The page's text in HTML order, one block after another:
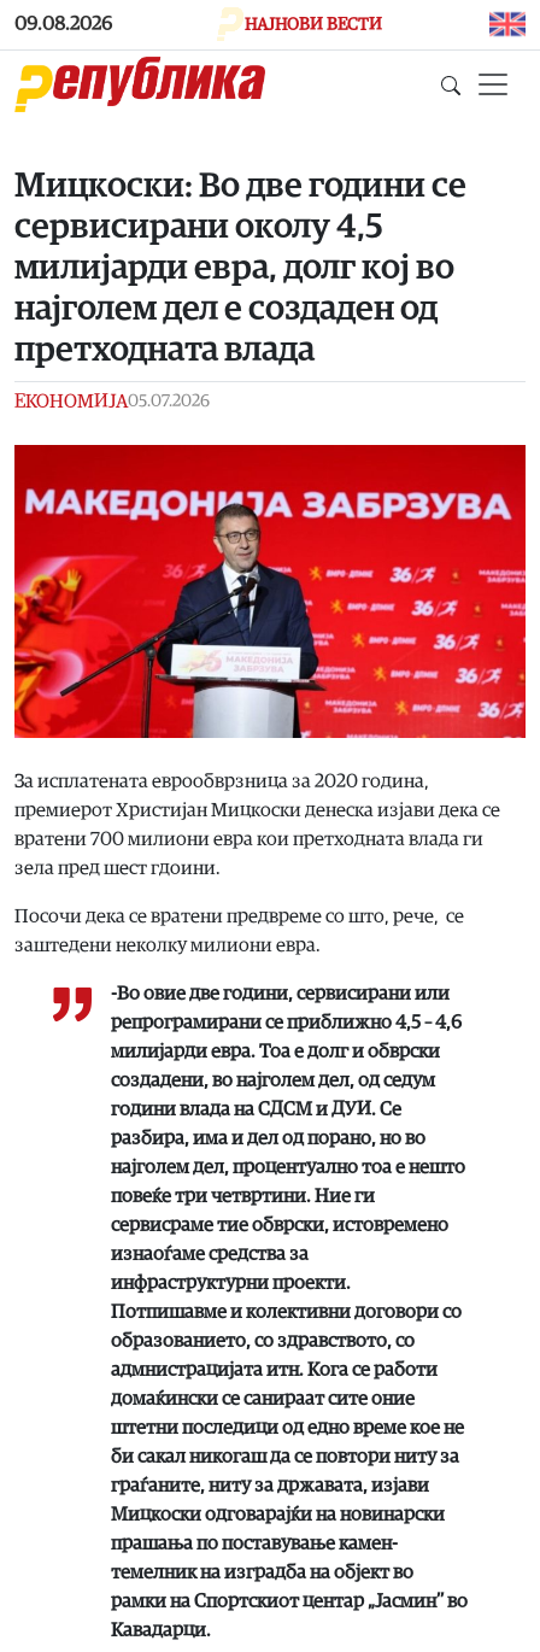
Skip to main content
09.08.2026 НАЈНОВИ ВЕСТИ
Мицкоски: Во две години се
сервисирани околу 4,5
милијарди евра, долг кој во
најголем дел е создаден од
претходната влада
ЕКОНОМИЈА05.07.2026
За исплатената еврообврзница за 2020 година,
премиерот Христијан Мицкоски денеска изјави дека се
вратени 700 милиони евра кои претходната влада ги
зела пред шест гдоини.
Посочи дека се вратени предвреме со што, рече, се
заштедени неколку милиони евра.
-Во овие две години, сервисирани или
репрограмирани се приближно 4,5 – 4,6
милијарди евра. Тоа е долг и обврски
создадени, во најголем дел, од седум
години влада на СДСМ и ДУИ. Се
разбира, има и дел од порано, но во
најголем дел, процентуално тоа е нешто
повеќе три четвртини. Ние ги
сервисраме тие обврски, истовремено
изнаоѓаме средства за
инфраструктурни проекти.
Потпишавме и колективни договори со
образованието, со здравството, со
адмнистрацијата итн. Кога се работи
домаќински се санираат сите оние
штетни последици од едно време кое не
би сакал никогаш да се повтори ниту за
граѓаните, ниту за државата, изјави
Мицкоски одговарајќи на новинарски
прашања по поставување камен-
темелник на изградба на објект во
рамки на Спортскиот центар „Јасминʼʼ во
Кавадарци.